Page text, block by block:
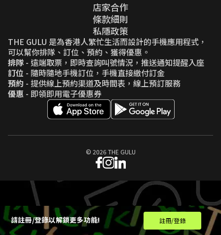
店家合作
條款細則
私隱政策
THE GULU 是為香港人繁忙生活而設計的手機應用程式，
可以幫你排隊、訂位、預約、獲得優惠。
排隊 - 遠端取票，即時查詢叫號情況，推送通知提醒入座
訂位 - 隨時隨地手機訂位，手機直接繳付訂金
預約 - 提供線上預約渠道及時間表，線上預訂服務
優惠 - 即領即用電子優惠券
© 2026 THE GULU
請註冊/登錄以解鎖更多功能! 註冊/登錄